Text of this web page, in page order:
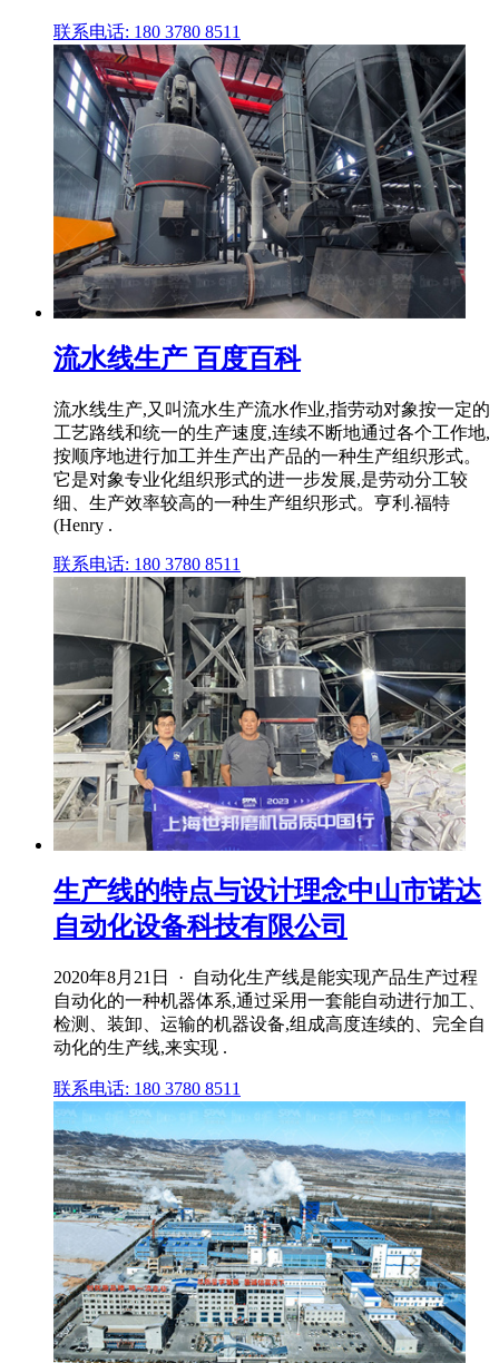
联系电话: 180 3780 8511
流水线生产 百度百科
流水线生产,又叫流水生产流水作业,指劳动对象按一定的
工艺路线和统一的生产速度,连续不断地通过各个工作地,
按顺序地进行加工并生产出产品的一种生产组织形式。
它是对象专业化组织形式的进一步发展,是劳动分工较
细、生产效率较高的一种生产组织形式。亨利.福特
(Henry .
联系电话: 180 3780 8511
生产线的特点与设计理念中山市诺达
自动化设备科技有限公司
2020年8月21日 · 自动化生产线是能实现产品生产过程
自动化的一种机器体系,通过采用一套能自动进行加工、
检测、装卸、运输的机器设备,组成高度连续的、完全自
动化的生产线,来实现 .
联系电话: 180 3780 8511